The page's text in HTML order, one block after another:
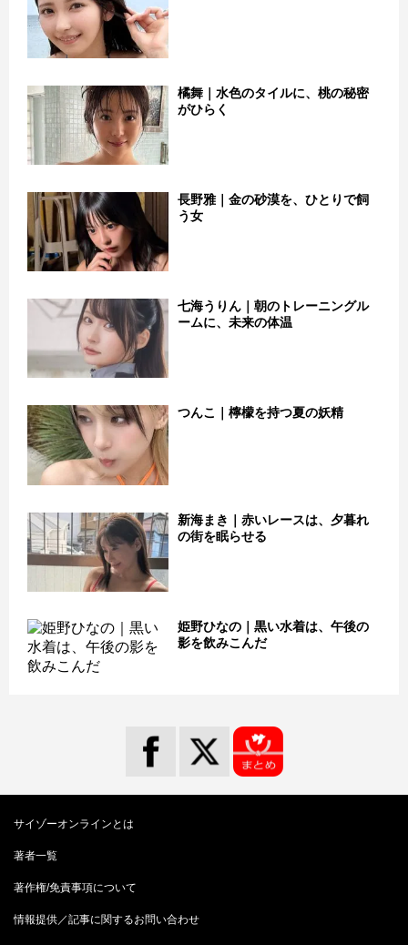
橘舞｜水色のタイルに、桃の秘密
がひらく
長野雅｜金の砂漠を、ひとりで飼
う女
七海うりん｜朝のトレーニングル
ームに、未来の体温
つんこ｜檸檬を持つ夏の妖精
新海まき｜赤いレースは、夕暮れ
の街を眠らせる
姫野ひなの｜黒い水着は、午後の
影を飲みこんだ
サイゾーオンラインとは
著者一覧
著作権/免責事項について
情報提供／記事に関するお問い合わせ